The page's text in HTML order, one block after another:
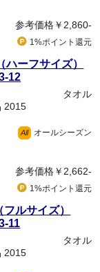
参考価格￥2,860-
1%ポイント 還元
ハーフサイズ）
12
タオル
2015
All オールシーズン
参考価格￥2,662-
1%ポイント 還元
ルサイズ）
11
タオル
2015